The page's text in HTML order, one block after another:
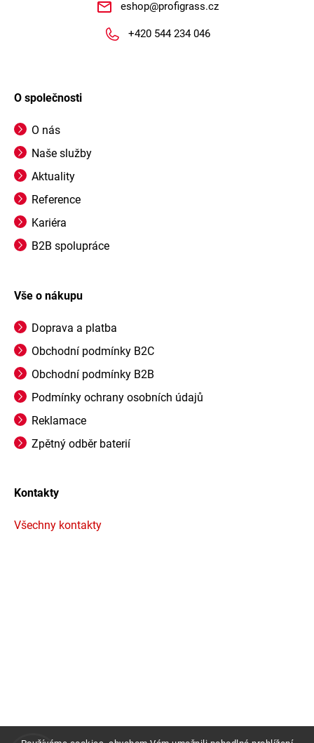
eshop@profigrass.cz
+420 544 234 046
O společnosti
O nás
Naše služby
Aktuality
Reference
Kariéra
B2B spolupráce
Vše o nákupu
Doprava a platba
Obchodní podmínky B2C
Obchodní podmínky B2B
Podmínky ochrany osobních údajů
Reklamace
Zpětný odběr baterií
Kontakty
Všechny kontakty